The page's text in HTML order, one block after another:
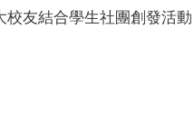
友結合學生社團創發活